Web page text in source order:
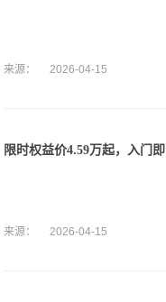
来源： 2026-04-15
限时权益价4.59万起，入门
来源： 2026-04-15